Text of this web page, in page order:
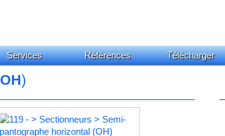
Services Références Télécharger
OH)